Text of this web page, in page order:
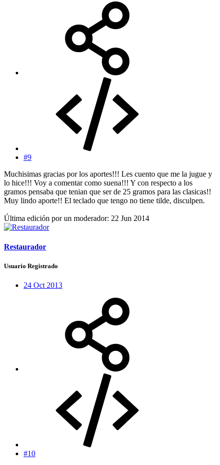
#9
Muchisimas gracias por los aportes!!! Les cuento que me la jugue y
lo hice!!! Voy a comentar como suena!!! Y con respecto a los
gramos pensaba que tenian que ser de 25 gramos para las clasicas!!
Muy lindo aporte!! El teclado que tengo no tiene tilde, disculpen.
Última edición por un moderador: 22 Jun 2014
Restaurador
Usuario Registrado
24 Oct 2013
#10